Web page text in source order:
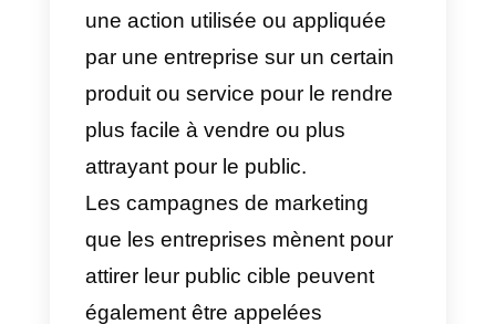
plus simple et rapide. Continuez
lire cet article car nous vous
apportons les
8 exemples de
promotion pour conclure plus
de ventes cetteannée 2022.